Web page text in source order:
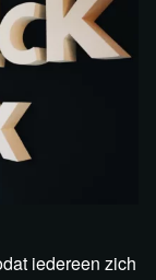
iedereen zich